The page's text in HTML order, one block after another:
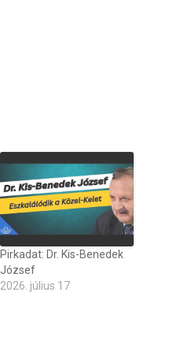
Pirkadat: Dr. Kis-Benedek
József
2026. július 17